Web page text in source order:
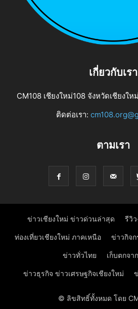
เกี่ยวกับเรา
CM108 เชียงใหม่108 จังหวัดเชียงใ
ติดต่อเรา:
ตามเรา
ข่าวเชียงใหม่ ข่าวด่วนล่าสุด รีวิ
ท่องเที่ยวเชียงใหม่ ภาคเหนือ ข่าวกิจก
ข่าวทั่วไทย เก็บตกจา
ข่าวธุรกิจ ข่าวเศรษฐกิจเชียงใหม่
© ลิขสิทธิ์ทั้งหมด โดย